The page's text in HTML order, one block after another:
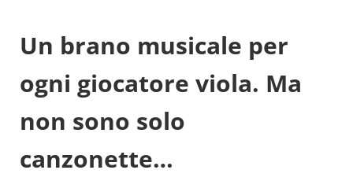
Un brano musicale per
ogni giocatore viola. Ma
non sono solo
canzonette…